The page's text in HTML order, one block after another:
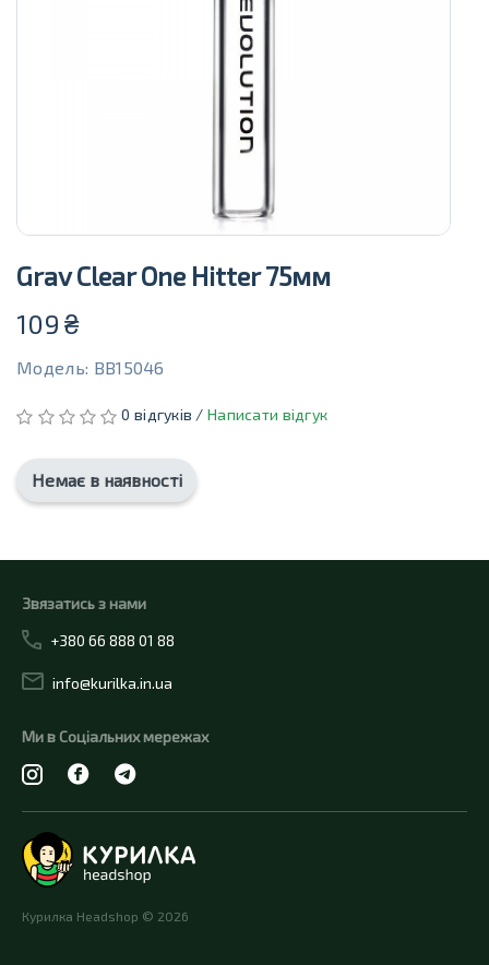
Grav Clear One Hitter 75мм
109 ₴
Модель: BB15046
0 відгуків /Написати відгук
Немає в наявності
Курилка Headshop © 2026
Звязатись з нами
+380 66 888 01 88
info@kurilka.in.ua
Ми в Соціальних мережах